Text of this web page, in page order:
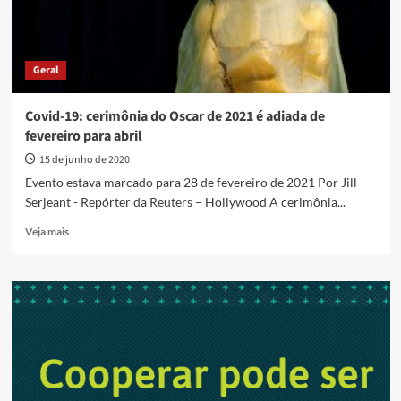
Geral
Covid-19: cerimônia do Oscar de 2021 é adiada de
fevereiro para abril
15 de junho de 2020
Evento estava marcado para 28 de fevereiro de 2021 Por Jill
Serjeant - Repórter da Reuters – Hollywood A cerimônia...
Veja maisRead
Covid-
19:
de
2021